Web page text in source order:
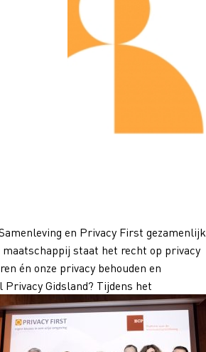
en Privacy First gezamenlijk
staat het recht op privacy
én onze privacy behouden en
Gidsland? Tijdens het